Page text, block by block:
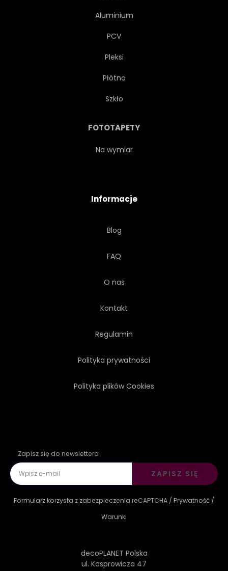
Aluminium
PCV
Pleksi
Płótno
Szkło
FOTOTAPETY
Na wymiar
Informacje
Blog
FAQ
O nas
Kontakt
Regulamin
Polityka prywatności
Polityka plików Cookies
Zapisz się do newslettera
ZAPISZ SIĘ
Formularz korzysta z zabezpieczenia reCAPTCHA / Prywatność /
Warunki
decoPLANET Polska
ul. Kasprowicza 47